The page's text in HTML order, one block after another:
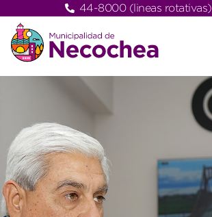
44-8000 (lineas rotativas)